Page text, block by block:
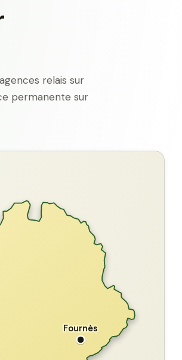
relais sur
permanente sur
Fournès